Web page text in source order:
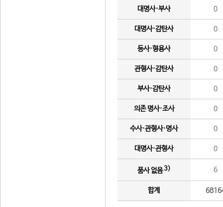
대명사·부사 0
대명사·감탄사 0
동사·형용사 0
관형사·감탄사 0
부사·감탄사 0
의존 명사·조사 0
수사·관형사·명사 0
대명사·관형사 0
품사 없음3) 6
합계